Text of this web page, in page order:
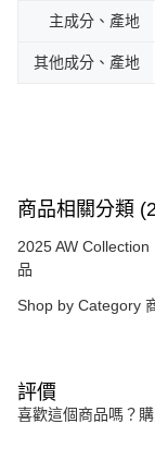
主成分、產地
其他成分、產地
商品相關分類
2025 AW Collection
品
Shop by Category
評價
喜歡這個商品嗎？